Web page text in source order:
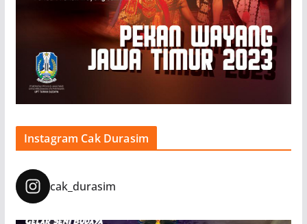
Instagram Cak Durasim
cak_durasim